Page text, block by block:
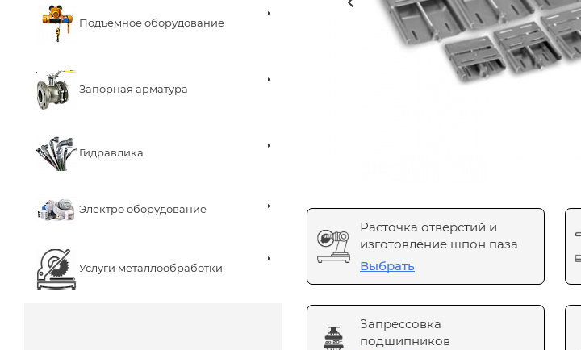
Подъемное оборудование
Запорная арматура
Гидравлика
Электро оборудование
Услуги металлообработки
Расточка отверстий и
изготовление шпон паза
Выбрать
Запрессовка
подшипников